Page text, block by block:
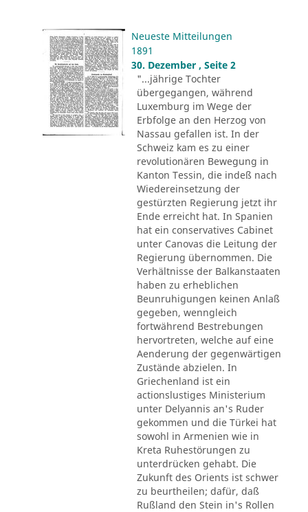
Neueste Mitteilungen
1891
30. Dezember , Seite 2
"...jährige Tochter
übergegangen, während
Luxemburg im Wege der
Erbfolge an den Herzog von
Nassau gefallen ist. In der
Schweiz kam es zu einer
revolutionären Bewegung in
Kanton Tessin, die indeß nach
Wiedereinsetzung der
gestürzten Regierung jetzt ihr
Ende erreicht hat. In Spanien
hat ein conservatives Cabinet
unter Canovas die Leitung der
Regierung übernommen. Die
Verhältnisse der Balkanstaaten
haben zu erheblichen
Beunruhigungen keinen Anlaß
gegeben, wenngleich
fortwährend Bestrebungen
hervortreten, welche auf eine
Aenderung der gegenwärtigen
Zustände abzielen. In
Griechenland ist ein
actionslustiges Ministerium
unter Delyannis an's Ruder
gekommen und die Türkei hat
sowohl in Armenien wie in
Kreta Ruhestörungen zu
unterdrücken gehabt. Die
Zukunft des Orients ist schwer
zu beurtheilen; dafür, daß
Rußland den Stein in's Rollen